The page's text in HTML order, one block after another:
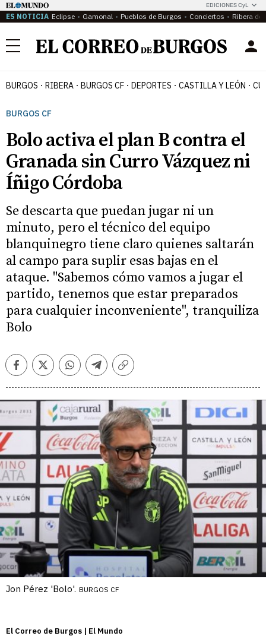
EDICIONES CyL
ES NOTICIA Eclipse Gamonal Pueblos de Burgos Conciertos Ribera del
Menú
BURGOS RIBERA BURGOS CF DEPORTES CASTILLA Y LEÓN
BURGOS CF
Bolo activa el plan B contra el
Granada sin Curro Vázquez ni
Íñigo Córdoba
Se descarta que puedan jugar ni un
minuto, pero el técnico del equipo
blanquinegro tiene claro quienes saltarán
al campo para suplir esas bajas en el
ataque. "Sabemos cómo vamos a jugar el
partido, tenemos que estar preparados
para cualquier inconveniente", tranquiliza
Bolo
FacebookTwitterWhatsappTelegramCopiar
Jon Pérez 'Bolo'. BURGOS CF
El Correo de Burgos | El Mundo